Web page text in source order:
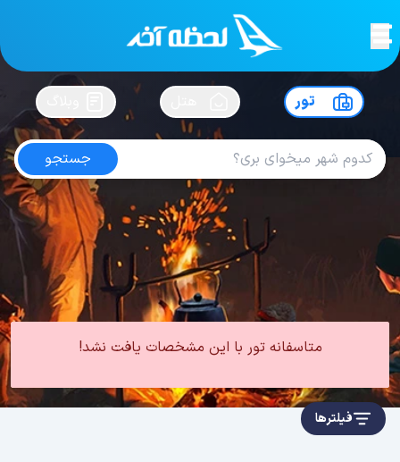
لحظه آخرسفرت رو بساز !
تور
جستجو
تور دبی بهمن
4.3 از5| از100 کاربر
تور امارات تور دبی
تور دبی زمستان
متاسفانه تور با این مشخصات یافت نشد!
فیلترها